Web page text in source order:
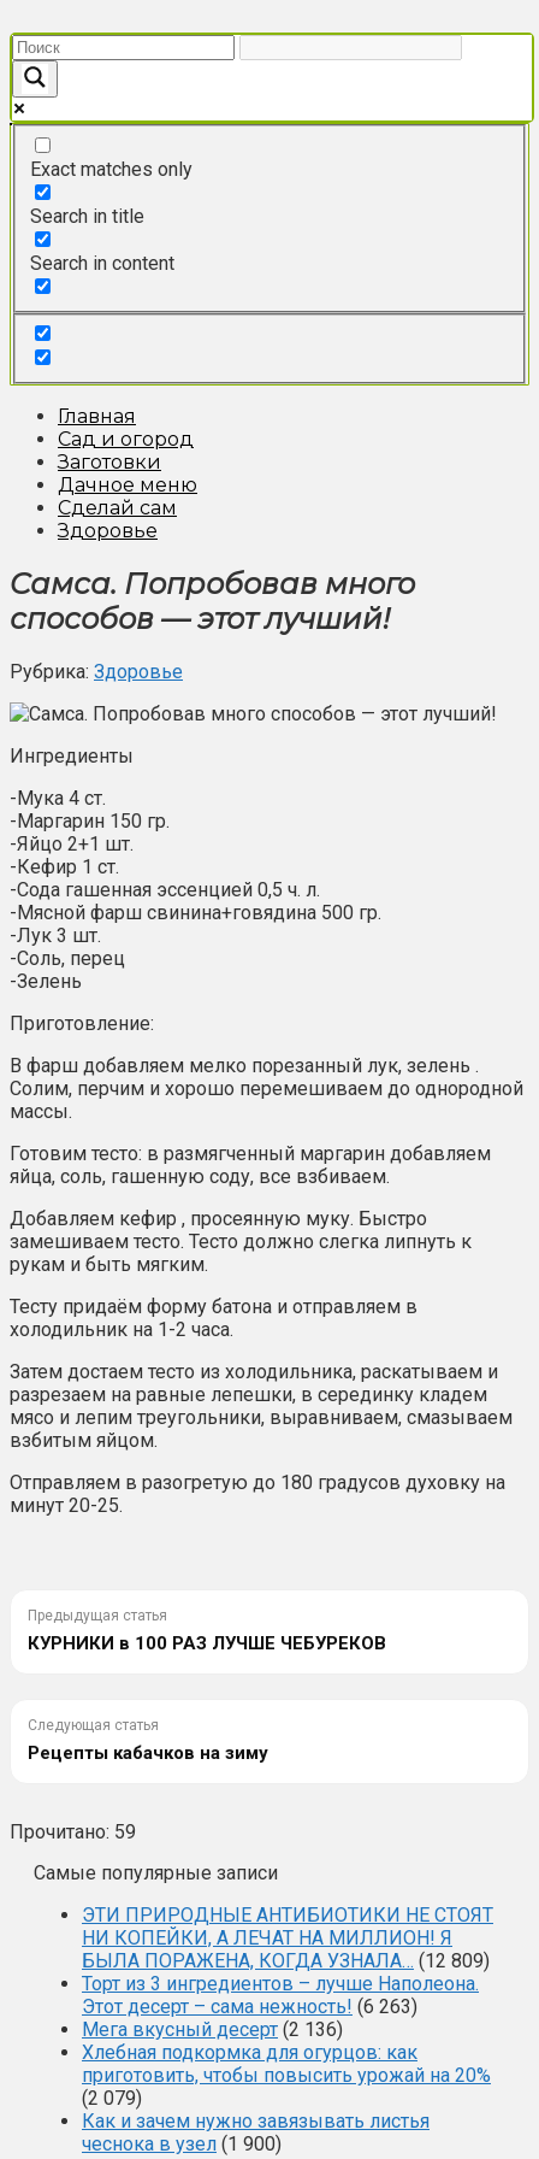
к
контенту
Exact matches only
Search in title
Search in content
Главная
Сад и огород
Заготовки
Дачное меню
Сделай сам
Здоровье
Cамса. Попробовав много
способов — этот лучший!
Рубрика: Здоровье
Ингредиенты
-Мука 4 ст.
-Маргарин 150 гр.
-Яйцо 2+1 шт.
-Кефир 1 ст.
-Сода гашенная эссенцией 0,5 ч. л.
-Мясной фарш свинина+говядина 500 гр.
-Лук 3 шт.
-Соль, перец
-Зелень
Приготовление:
В фарш добавляем мелко порезанный лук, зелень .
Солим, перчим и хорошо перемешиваем до однородной
массы.
Готовим тесто: в размягченный маргарин добавляем
яйца, соль, гашенную соду, все взбиваем.
Добавляем кефир , просеянную муку. Быстро
замешиваем тесто. Тесто должно слегка липнуть к
рукам и быть мягким.
Тесту придаём форму батона и отправляем в
холодильник на 1-2 часа.
Затем достаем тесто из холодильника, раскатываем и
разрезаем на равные лепешки, в серединку кладем
мясо и лепим треугольники, выравниваем, смазываем
взбитым яйцом.
Отправляем в разогретую до 180 градусов духовку на
минут 20-25.
Предыдущая статья
КУРНИКИ в 100 РАЗ ЛУЧШЕ ЧЕБУРЕКОВ
Следующая статья
Рецепты кабачков на зиму
Прочитано: 59
Самые популярные записи
ЭТИ ПРИРОДНЫЕ АНТИБИОТИКИ НЕ СТОЯТ
НИ КОПЕЙКИ, А ЛЕЧАТ НА МИЛЛИОН! Я
БЫЛА ПОРАЖЕНА, КОГДА УЗНАЛА… (12 809)
Торт из 3 ингредиентов – лучше Наполеона.
Этот десерт – сама нежность! (6 263)
Мега вкусный десерт (2 136)
Хлебная подкормка для огурцов: как
приготовить, чтобы повысить урожай на 20%
(2 079)
Как и зачем нужно завязывать листья
чеснока в узел (1 900)